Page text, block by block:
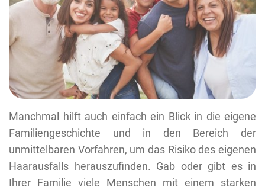
Manchmal hilft auch einfach ein Blick in die eigene
Familiengeschichte und in den Bereich der
unmittelbaren Vorfahren, um das Risiko des eigenen
Haarausfalls herauszufinden. Gab oder gibt es in
Ihrer Familie viele Menschen mit einem starken